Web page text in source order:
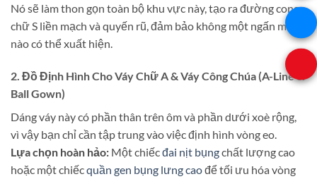
Nó sẽ làm thon gọn toàn bộ khu vực này, tạo ra đường cong
chữ S liền mạch và quyến rũ, đảm bảo không một ngấn mỡ
nào có thể xuất hiện.
2. Đồ Định Hình Cho Váy Chữ A & Váy Công Chúa (A-Line &
Ball Gown)
Dáng váy này có phần thân trên ôm và phần dưới xoè rộng,
vì vậy bạn chỉ cần tập trung vào việc định hình vòng eo.
Lựa chọn hoàn hảo: Một chiếcđai nịt bụngchất lượng cao
hoặc một chiếcquần gen bụng lưng caođể tối ưu hóa vòng